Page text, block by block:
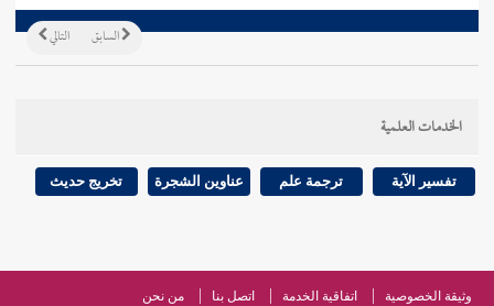
التالي السابق
الخدمات العلمية
تفسير الآية ترجمة علم عناوين الشجرة تخريج حديث
وثيقة الخصوصية اتفاقية الخدمة اتصل بنا من نحن